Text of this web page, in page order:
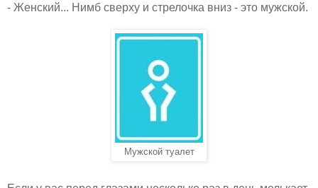
- Женский... Нимб сверху и стрелочка вниз - это мужской.
Мужской туалет